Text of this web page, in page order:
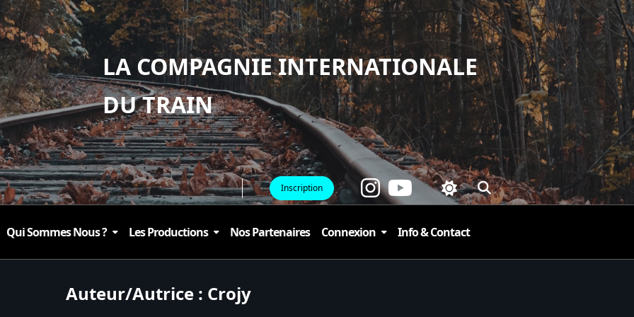
LA COMPAGNIE INTERNATIONALE
DU TRAIN
Inscription
Qui Sommes Nous ? Les Productions Nos Partenaires Connexion Info & Contact
Auteur/autrice : Crojy